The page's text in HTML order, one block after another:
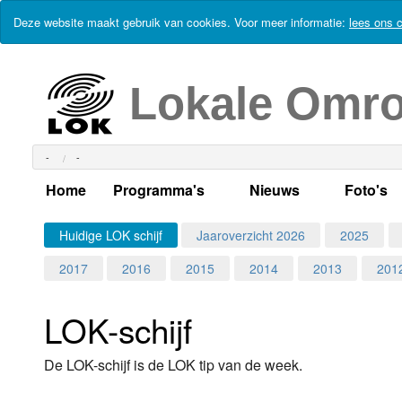
Deze website maakt gebruik van cookies. Voor meer informatie: lees ons
Lokale
- -
Home Programma's
Alle dagen
Weekschema
Alle programma's
Nieuws
Actueel Lokaal
LOK nieuws
Foto's
Huidige LOK schijf Jaaroverzicht 2026 2025
2017
2016 2015 2014 2013
LOK-schijf
De LOK-schijf is de LOK tip van de week.